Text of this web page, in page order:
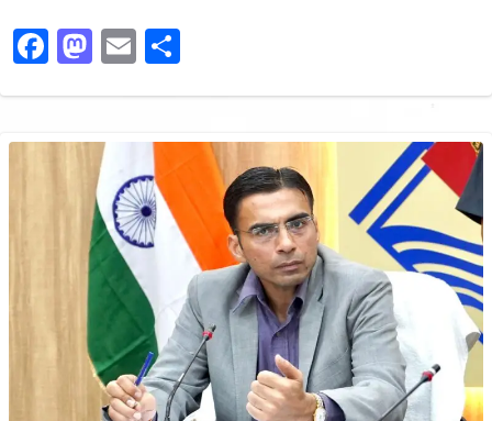
Facebook
Mastodon
Email